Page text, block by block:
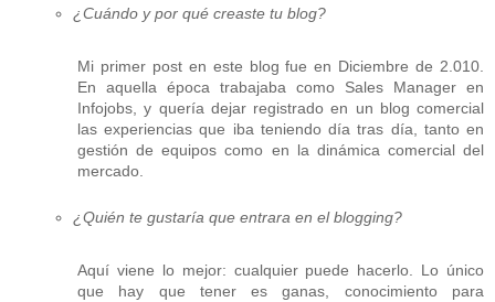
¿Cuándo y por qué creaste tu blog?
Mi primer post en este blog fue en Diciembre de 2.010.
En aquella época trabajaba como Sales Manager en
Infojobs, y quería dejar registrado en un blog comercial
las experiencias que iba teniendo día tras día, tanto en
gestión de equipos como en la dinámica comercial del
mercado.
¿Quién te gustaría que entrara en el blogging?
Aquí viene lo mejor: cualquier puede hacerlo. Lo único
que hay que tener es ganas, conocimiento para